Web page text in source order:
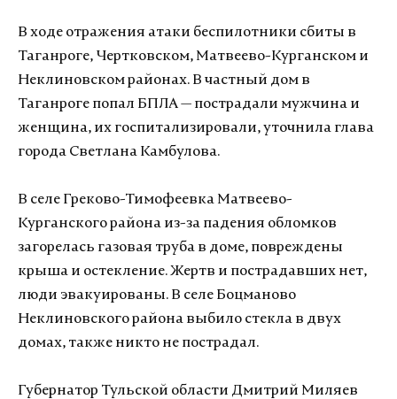
В ходе отражения атаки беспилотники сбиты в
Таганроге, Чертковском, Матвеево-Курганском и
Неклиновском районах. В частный дом в
Таганроге попал БПЛА — пострадали мужчина и
женщина, их госпитализировали, уточнила глава
города Светлана Камбулова.
В селе Греково-Тимофеевка Матвеево-
Курганского района из-за падения обломков
загорелась газовая труба в доме, повреждены
крыша и остекление. Жертв и пострадавших нет,
люди эвакуированы. В селе Боцманово
Неклиновского района выбило стекла в двух
домах, также никто не пострадал.
Губернатор Тульской области Дмитрий Миляев